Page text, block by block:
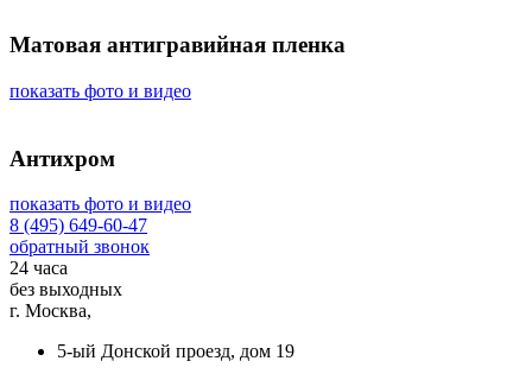
Матовая антигравийная пленка
показать фото и видео
Антихром
показать фото и видео
8 (495) 649-60-47
обратный звонок
24 часа
без выходных
г. Москва,
5-ый Донской проезд, дом 19